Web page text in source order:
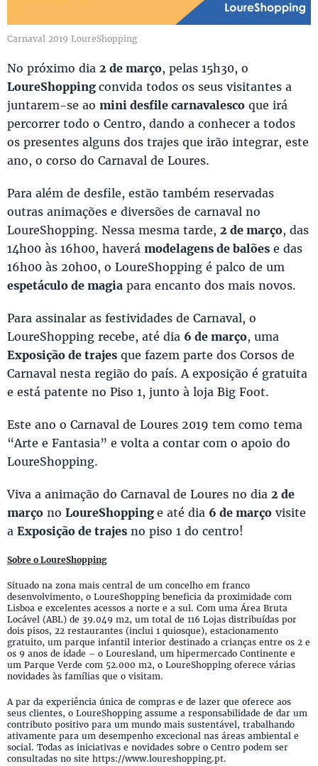
Carnaval 2019 LoureShopping
No próximo dia 2 de março, pelas 15h30, o
LoureShoppingconvida todos os seus visitantes a
juntarem-se ao mini desfile carnavalesco que irá
percorrer todo o Centro, dando a conhecer a todos
os presentes alguns dos trajes que irão integrar, este
ano, o corso do Carnaval de Loures.
Para além de desfile, estão também reservadas
outras animações e diversões de carnaval no
LoureShopping. Nessa mesma tarde, 2 de março, das
14h00 às 16h00, haverá modelagens de balões e das
16h00 às 20h00, o LoureShopping é palco de um
espetáculo de magia para encanto dos mais novos.
Para assinalar as festividades de Carnaval, o
LoureShopping recebe, até dia 6 de março, uma
Exposição de trajes que fazem parte dos Corsos de
Carnaval nesta região do país. A exposição é gratuita
e está patente no Piso 1, junto à loja Big Foot.
Este ano o Carnaval de Loures 2019 tem como tema
“Arte e Fantasia” e volta a contar com o apoio do
LoureShopping.
Viva a animação do Carnaval de Loures no dia 2 de
março no LoureShoppinge até dia 6 de março visite
a Exposição de trajes no piso 1 do centro!
Sobre o LoureShopping
Situado na zona mais central de um concelho em franco
desenvolvimento, o LoureShopping beneficia da proximidade com
Lisboa e excelentes acessos a norte e a sul. Com uma Área Bruta
Locável (ABL) de 39.049 m2, um total de 116 Lojas distribuídas por
dois pisos, 22 restaurantes (inclui 1 quiosque), estacionamento
gratuito, um parque infantil interior destinado a crianças entre os 2 e
os 9 anos de idade – o Louresland, um hipermercado Continente e
um Parque Verde com 52.000 m2, o LoureShopping oferece várias
novidades às famílias que o visitam.
A par da experiência única de compras e de lazer que oferece aos
seus clientes, o LoureShopping assume a responsabilidade de dar um
contributo positivo para um mundo mais sustentável, trabalhando
ativamente para um desempenho excecional nas áreas ambiental e
social. Todas as iniciativas e novidades sobre o Centro podem ser
consultadas no site https://www.loureshopping.pt.